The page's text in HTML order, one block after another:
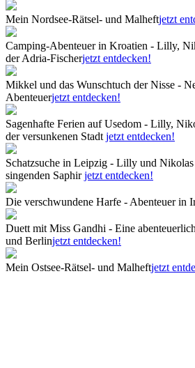
Mein Nordsee-Rätsel- und Malheftjetzt
Camping-Abenteuer in Kroatien - Lilly,
der Adria-Fischerjetzt entdecken!
Mikkel und das Wunschtuch der Nisse -
Abenteuerjetzt entdecken!
Sagenhafte Ferien auf Usedom - Lilly,
der versunkenen Stadt jetzt entdecken!
Schatzsuche in Leipzig - Lilly und Nikolas
singenden Saphirjetzt entdecken!
Die verschwundene Harfe - Abenteuer in
Duett mit Miss Gandhi - Eine
und Berlinjetzt entdecken!
Mein Ostsee-Rätsel- und Malheftjetzt